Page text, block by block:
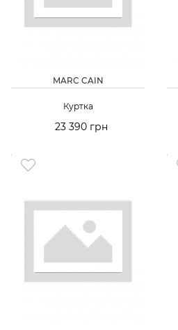
MARC CAIN
Куртка
23 390 грн